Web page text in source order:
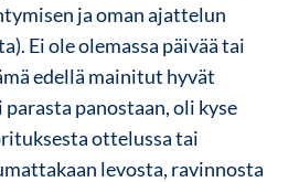
ja oman ajattelun
Ei ole olemassa päivää tai
edellä mainitut hyvät
panostaan, oli kyse
ottelussa tai
levosta, ravinnosta